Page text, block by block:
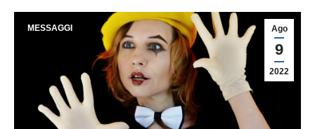
Ago
9
2022
MESSAGGI